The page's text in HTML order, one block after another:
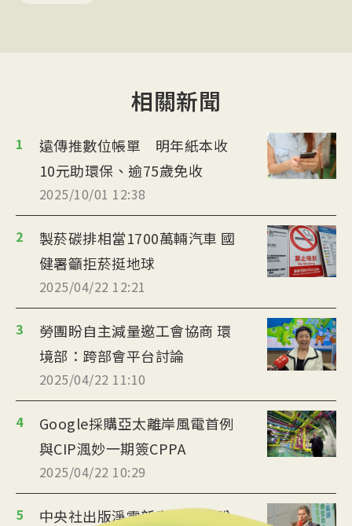
相關新聞
1
遠傳推數位帳單 明年紙本收
10元助環保、逾75歲免收
2025/10/01 12:38
2
製菸碳排相當1700萬輛汽車 國
健署籲拒菸挺地球
2025/04/22 12:21
3
勞團盼自主減量邀工會協商 環
境部：跨部會平台討論
2025/04/22 11:10
4
Google採購亞太離岸風電首例
與CIP渢妙一期簽CPPA
2025/04/22 10:29
5
中央社出版淨零新書 李永得盼